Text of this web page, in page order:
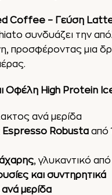
Coffee – Γεύση
συνδυάζει την
προσφέροντας μια
Οφέλη High Protein
ανά μερίδα
Espresso Robusta από
, γλυκαντικό
και συντηρητικά
μερίδα